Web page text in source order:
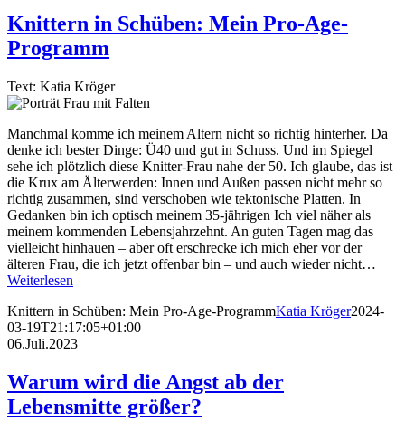
Knittern in Schüben: Mein Pro-Age-
Programm
Text: Katia Kröger
Manchmal komme ich meinem Altern nicht so richtig hinterher. Da
denke ich bester Dinge: Ü40 und gut in Schuss. Und im Spiegel
sehe ich plötzlich diese Knitter-Frau nahe der 50. Ich glaube, das ist
die Krux am Älterwerden: Innen und Außen passen nicht mehr so
richtig zusammen, sind verschoben wie tektonische Platten. In
Gedanken bin ich optisch meinem 35-jährigen Ich viel näher als
meinem kommenden Lebensjahrzehnt. An guten Tagen mag das
vielleicht hinhauen – aber oft erschrecke ich mich eher vor der
älteren Frau, die ich jetzt offenbar bin – und auch wieder nicht…
Weiterlesen
Knittern in Schüben: Mein Pro-Age-ProgrammKatia Kröger2024-
03-19T21:17:05+01:00
06.Juli.2023
Warum wird die Angst ab der
Lebensmitte größer?